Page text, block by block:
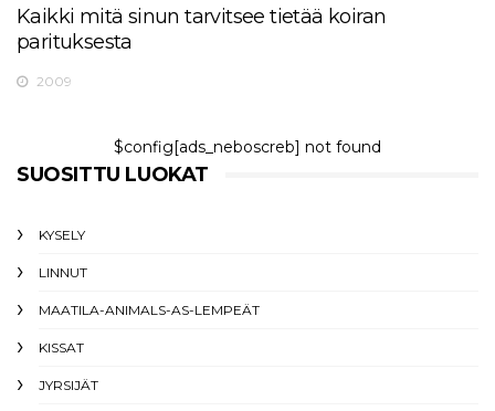
Kaikki mitä sinun tarvitsee tietää koiran
parituksesta
2009
$config[ads_neboscreb] not found
SUOSITTU LUOKAT
KYSELY
LINNUT
MAATILA-ANIMALS-AS-LEMPEÄT
KISSAT
JYRSIJÄT